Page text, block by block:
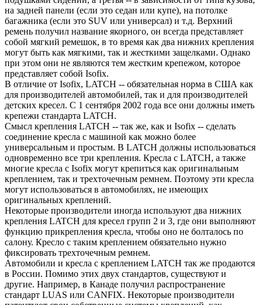
на задней панели (если это седан или купе), на потолке
багажника (если это SUV или универсал) и т.д. Верхний
ремень получил название якорного, он всегда представляет
собой мягкий ремешок, в то время как два нижних крепления
могут быть как мягкими, так и жесткими защелками. Однако
при этом они не являются тем жестким крепежом, которое
представляет собой Isofix.
В отличие от Isofix, LATCH -- обязательная норма в США как
для производителей автомобилей, так и для производителей
детских кресел. С 1 сентября 2002 года все они должны иметь
крепежи стандарта LATCH.
Смысл крепления LATCH -- так же, как и Isofix -- сделать
соединение кресла с машиной как можно более
универсальным и простым. В LATCH должны использоваться
одновременно все три крепления. Кресла с LATCH, а также
многие кресла с Isofix могут крепиться как оригинальным
креплением, так и трехточечным ремнем. Поэтому эти кресла
могут использоваться в автомобилях, не имеющих
оригинальных креплений.
Некоторые производители иногда используют два нижних
крепления LATCH для кресел групп 2 и 3, где они выполняют
функцию прикрепления кресла, чтобы оно не болталось по
салону. Кресло с таким креплением обязательно нужно
фиксировать трехточечным ремнем.
Автомобили и кресла с креплением LATCH так же продаются
в России. Помимо этих двух стандартов, существуют и
другие. Например, в Канаде получил распространение
стандарт LUAS или CANFIX. Некоторые производители